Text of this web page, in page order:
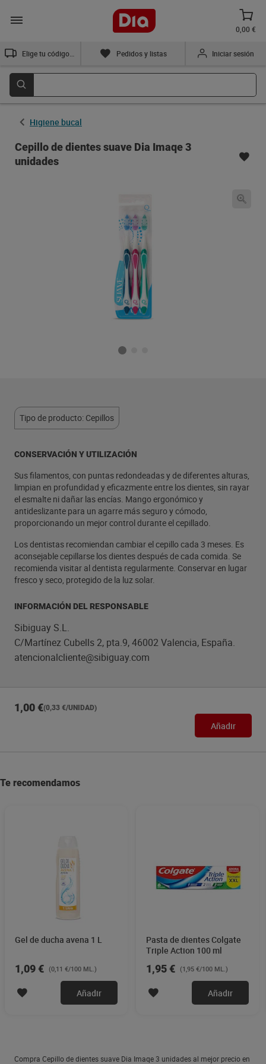
0,00 €
Pedidos y listas Iniciar sesión
Higiene bucal
Cepillo de dientes suave Dia Imaqe 3
unidades
Tipo de producto: Cepillos
CONSERVACIÓN Y UTILIZACIÓN
Sus filamentos, con puntas redondeadas y de diferentes alturas,
limpian en profundidad y eficazmente entre los dientes, sin rayar
el esmalte ni dañar las encías. Mango ergonómico y
antideslizante para un agarre más seguro y cómodo,
proporcionando un mejor control durante el cepillado.
Los dentistas recomiendan cambiar el cepillo cada 3 meses. Es
aconsejable cepillarse los dientes después de cada comida. Se
recomienda visitar al dentista regularmente. Conservar en lugar
fresco y seco, protegido de la luz solar.
INFORMACIÓN DEL RESPONSABLE
Sibiguay S.L.
C/Martínez Cubells 2, pta.9, 46002 Valencia, España.
atencionalcliente@sibiguay.com
1,00 €(0,33 €/UNIDAD)
Añadir
Te recomendamos
Gel de ducha avena 1 L
1,09 € (0,11 €/100 ML.)
Añadir
Pasta de dientes Colgate
Triple Action 100 ml
1,95 € (1,95 €/100 ML.)
Añadir
Compra Cepillo de dientes suave Dia Imaqe 3 unidades al mejor precio en